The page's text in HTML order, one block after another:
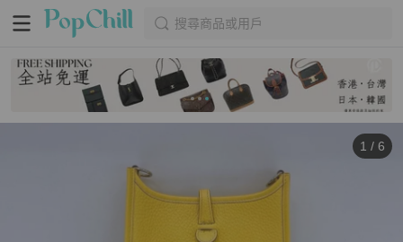
搜尋商品或用戶
1 / 6